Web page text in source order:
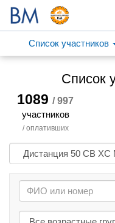
Список участников
Список
1089/ 997
участников
/ оплативших